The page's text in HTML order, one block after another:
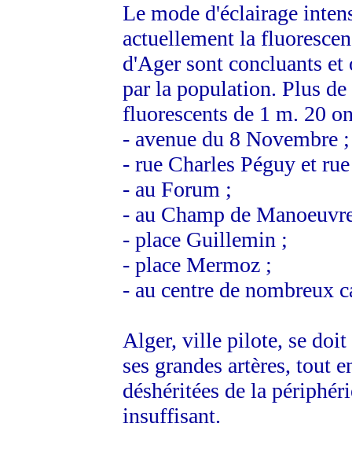
Le mode d'éclairage
actuellement la
d'Ager sont concluants
par la population. Plus
fluorescents de 1 m. 20
- avenue du 8 Novembre ;
- rue Charles Péguy et
- au Forum ;
- au Champ de
- place Guillemin ;
- place Mermoz ;
- au centre de nombreux
Alger, ville pilote, se doit
ses grandes artères, tout
déshéritées de la
insuffisant.